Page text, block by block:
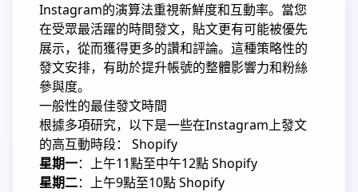
Instagram的演算法重視新鮮度和互動率。 當您
在受眾最活躍的時間發文，貼文更有可能被優先
展示，從而獲得更多的讚和評論。 這種策略性的
發文安排，有助於提升帳號的整體影響力和粉絲
參與度。
一般性的最佳發文時間
根據多項研究，以下是一些在Instagram上發文
的高互動時段：
Shopify
星期一： 上午11點至中午12點 Shopify
星期二： 上午9點至10點 Shopify